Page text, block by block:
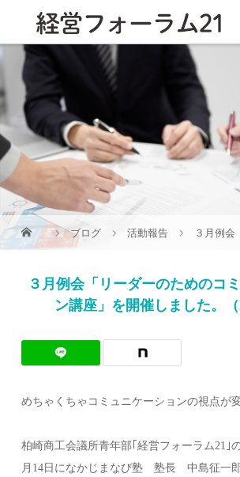
ブログ 活動報告 ３月例会
３月例会「リーダーのためのコ
ン講座」を開催しました。（
めちゃくちゃコミュニケーションの視点が
柏崎商工会議所青年部｢経営フォーラム21｣
月14日になかじまなび塾 塾長 中島征一郎